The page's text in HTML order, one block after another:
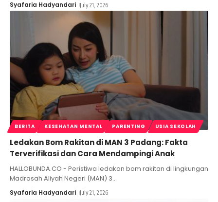
Syafaria Hadyandari July 21, 2026
BERITA KESEHATAN MENTAL PARENTING USIA SEKOLAH
Ledakan Bom Rakitan di MAN 3 Padang: Fakta
Terverifikasi dan Cara Mendampingi Anak
HALLOBUNDA.CO - Peristiwa ledakan bom rakitan di lingkungan
Madrasah Aliyah Negeri (MAN) 3…
Syafaria Hadyandari July 21, 2026